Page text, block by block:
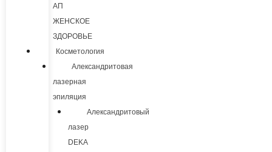
АП
ЖЕНСКОЕ
ЗДОРОВЬЕ
Косметология
Александритовая
лазерная
эпиляция
Александритовый
лазер
DEKA